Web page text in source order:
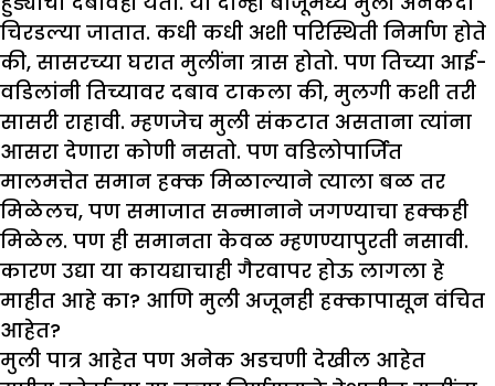
चिरडल्या जातात. कधी कधी अशी परिस्थिती निर्माण होते
की, सासरच्या घरात मुलींना त्रास होतो. पण तिच्या आई-
वडिलांनी तिच्यावर दबाव टाकला की, मुलगी कशी तरी
सासरी राहावी. म्हणजेच मुली संकटात असताना त्यांना
आसरा देणारा कोणी नसतो. पण वडिलोपार्जित
मालमत्तेत समान हक्क मिळाल्याने त्याला बळ तर
मिळेलच, पण समाजात सन्मानाने जगण्याचा हक्कही
मिळेल. पण ही समानता केवळ म्हणण्यापुरती नसावी.
कारण उद्या या कायद्याचाही गैरवापर होऊ लागला हे
माहीत आहे का? आणि मुली अजूनही हक्कापासून वंचित
आहेत?
मुली पात्र आहेत पण अनेक अडचणी देखील आहेत